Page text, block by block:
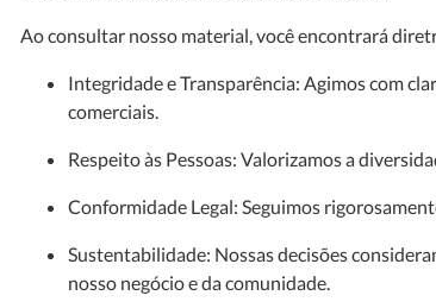
Ao consultar nosso material, você encontrará
Integridade e Transparência: Agimos com
comerciais.
Respeito às Pessoas: Valorizamos a
Conformidade Legal: Seguimos
Sustentabilidade: Nossas decisões
nosso negócio e da comunidade.